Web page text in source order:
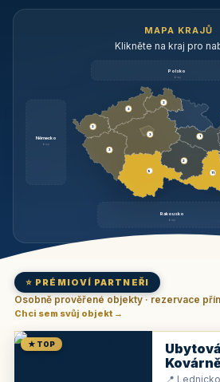
MAPA KRAJŮ
Klikněte na kraj pro
Polsko
brzy
Německo
brzy
Rakousko
brzy
3
9
3
3
3
3
1
2
11
⭐ PRÉMIOVÍ PARTNEŘI
Osobně prověřené objekty · rezervace
Chci sem svůj objekt →
★ TOP
📍